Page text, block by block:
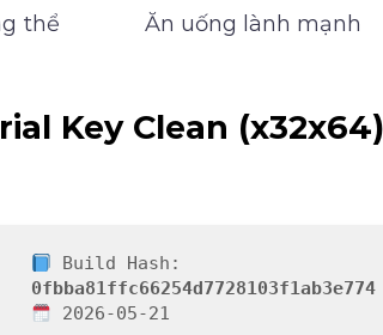
thể Ăn uống lành mạnh
Key Clean
Build Hash:
0fbba81ffc66254d7728103f1ab3e774
2026-05-21